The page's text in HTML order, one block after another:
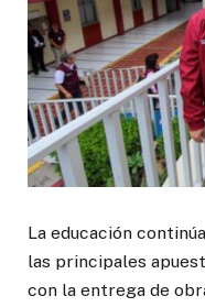
La educación
las principales
con la entrega de